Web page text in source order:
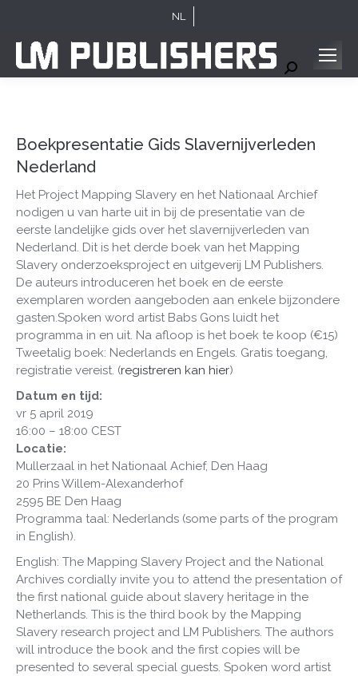
NL
Search:
Boekpresentatie Gids Slavernijverleden
Nederland
Het Project Mapping Slavery en het Nationaal Archief
nodigen u van harte uit in bij de presentatie van de
eerste landelijke gids over het slavernijverleden van
Nederland. Dit is het derde boek van het Mapping
Slavery onderzoeksproject en uitgeverij LM Publishers.
De auteurs introduceren het boek en de eerste
exemplaren worden aangeboden aan enkele bijzondere
gasten.Spoken word artist Babs Gons luidt het
programma in en uit. Na afloop is het boek te koop (€15)
Tweetalig boek: Nederlands en Engels. Gratis toegang,
registratie vereist. (registreren kan hier)
Datum en tijd:
vr 5 april 2019
16:00 – 18:00 CEST
Locatie:
Mullerzaal in het Nationaal Achief, Den Haag
20 Prins Willem-Alexanderhof
2595 BE Den Haag
Programma taal: Nederlands (some parts of the program
in English).
English: The Mapping Slavery Project and the National
Archives cordially invite you to attend the presentation of
the first national guide about slavery heritage in the
Netherlands. This is the third book by the Mapping
Slavery research project and LM Publishers. The authors
will introduce the book and the first copies will be
presented to several special guests. Spoken word artist